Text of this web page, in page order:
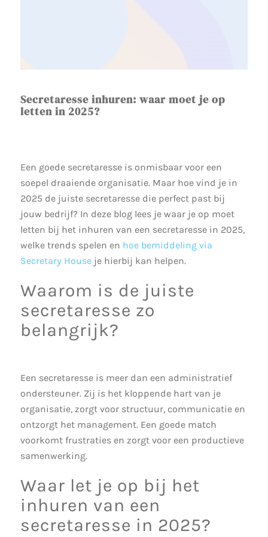
Secretaresse inhuren: waar moet je op
letten in 2025?
Een goede secretaresse is onmisbaar voor een
soepel draaiende organisatie. Maar hoe vind je in
2025 de juiste secretaresse die perfect past bij
jouw bedrijf? In deze blog lees je waar je op moet
letten bij het inhuren van een secretaresse in 2025,
welke trends spelen en hoe bemiddeling via
Secretary House je hierbij kan helpen.
Waarom is de juiste
secretaresse zo
belangrijk?
Een secretaresse is meer dan een administratief
ondersteuner. Zij is het kloppende hart van je
organisatie, zorgt voor structuur, communicatie en
ontzorgt het management. Een goede match
voorkomt frustraties en zorgt voor een productieve
samenwerking.
Waar let je op bij het
inhuren van een
secretaresse in 2025?